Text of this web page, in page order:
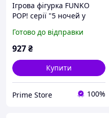
Ігрова фігурка FUNKO
POP! серії "5 ночей у
Готово до відправки
927₴
Купити
Prime Store 100%